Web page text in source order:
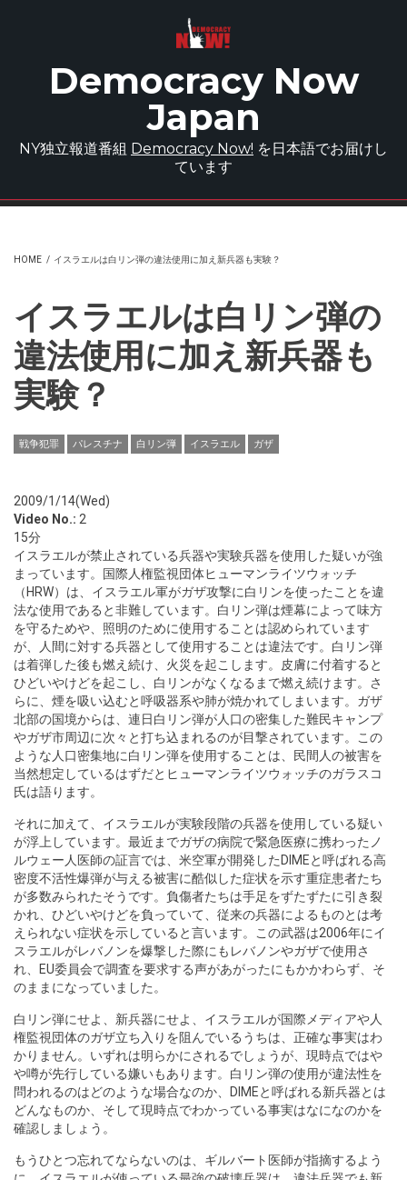
Democracy Now
Japan
NY独立報道番組 Democracy Now! を日本語でお届けし
ています
HOME / イスラエルは白リン弾の違法使用に加え新兵器も実験？
イスラエルは白リン弾の
違法使用に加え新兵器も
実験？
戦争犯罪 パレスチナ 白リン弾 イスラエル ガザ
2009/1/14(Wed)
Video No.: 2
15分
イスラエルが禁止されている兵器や実験兵器を使用した疑いが強
まっています。国際人権監視団体ヒューマンライツウォッチ
（HRW）は、イスラエル軍がガザ攻撃に白リンを使ったことを違
法な使用であると非難しています。白リン弾は煙幕によって味方
を守るためや、照明のために使用することは認められています
が、人間に対する兵器として使用することは違法です。白リン弾
は着弾した後も燃え続け、火災を起こします。皮膚に付着すると
ひどいやけどを起こし、白リンがなくなるまで燃え続けます。さ
らに、煙を吸い込むと呼吸器系や肺が焼かれてしまいます。ガザ
北部の国境からは、連日白リン弾が人口の密集した難民キャンプ
やガザ市周辺に次々と打ち込まれるのが目撃されています。この
ような人口密集地に白リン弾を使用することは、民間人の被害を
当然想定しているはずだとヒューマンライツウォッチのガラスコ
氏は語ります。
それに加えて、イスラエルが実験段階の兵器を使用している疑い
が浮上しています。最近までガザの病院で緊急医療に携わったノ
ルウェー人医師の証言では、米空軍が開発したDIMEと呼ばれる高
密度不活性爆弾が与える被害に酷似した症状を示す重症患者たち
が多数みられたそうです。負傷者たちは手足をずたずたに引き裂
かれ、ひどいやけどを負っていて、従来の兵器によるものとは考
えられない症状を示していると言います。この武器は2006年にイ
スラエルがレバノンを爆撃した際にもレバノンやガザで使用さ
れ、EU委員会で調査を要求する声があがったにもかかわらず、そ
のままになっていました。
白リン弾にせよ、新兵器にせよ、イスラエルが国際メディアや人
権監視団体のガザ立ち入りを阻んでいるうちは、正確な事実はわ
かりません。いずれは明らかにされるでしょうが、現時点ではや
や噂が先行している嫌いもあります。白リン弾の使用が違法性を
問われるのはどのような場合なのか、DIMEと呼ばれる新兵器とは
どんなものか、そして現時点でわかっている事実はなになのかを
確認しましょう。
もうひとつ忘れてならないのは、ギルバート医師が指摘するよう